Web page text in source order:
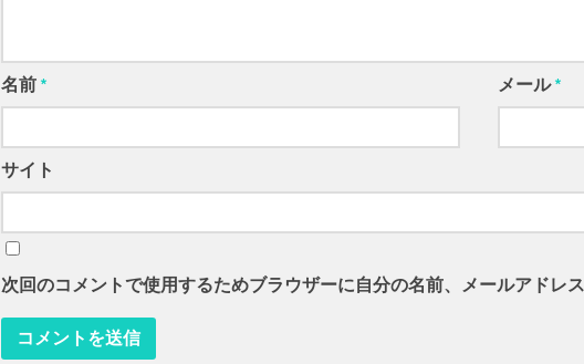
名前 * メール*
サイト
次回のコメントで使用するためブラウザーに自分の名前、メールアドレ